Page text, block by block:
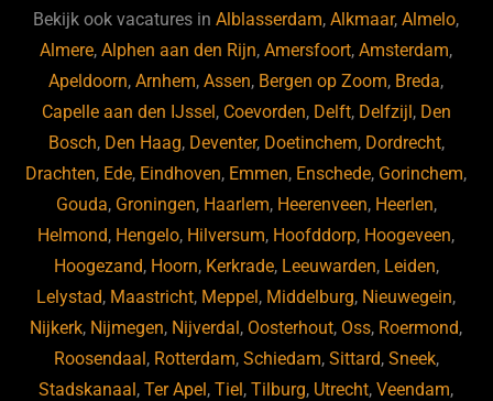
b
o
o
k
ky dI
n
Bekijk ook vacatures inAlblasserdam,Alkmaar,Almelo,
Almere,Alphen aan den Rijn,Amersfoort,Amsterdam,
Apeldoorn,Arnhem,Assen, Bergen op Zoom, Breda,
Capelle aan den IJssel , Coevorden, Delft, Delfzijl , Den
Bosch, Den Haag, Deventer, Doetinchem, Dordrecht,
Drachten, Ede, Eindhoven, Emmen, Enschede, Gorinchem,
Gouda, Groningen, Haarlem, Heerenveen, Heerlen,
Helmond, Hengelo, Hilversum, Hoofddorp, Hoogeveen,
Hoogezand, Hoorn, Kerkrade, Leeuwarden, Leiden,
Lelystad, Maastricht, Meppel , Middelburg, Nieuwegein,
Nijkerk, Nijmegen, Nijverdal , Oosterhout, Oss, Roermond,
Roosendaal , Rotterdam, Schiedam, Sittard, Sneek,
Stadskanaal ,Ter Apel ,Tiel ,Tilburg, Utrecht,Veendam,